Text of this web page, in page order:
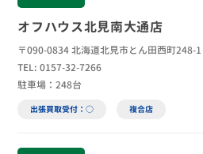
オフハウス北見南大通店
〒090-0834 北海道北見市とん田西町248-1
TEL: 0157-32-7266
駐車場：248台
出張買取受付：○ 複合店